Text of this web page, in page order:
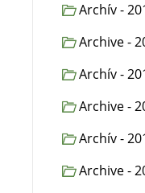
Archív -
Archive -
Archív -
Archive -
Archív -
Archive -